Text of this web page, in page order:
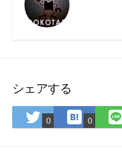
シェアする
Twitter
で
0 は
て
0